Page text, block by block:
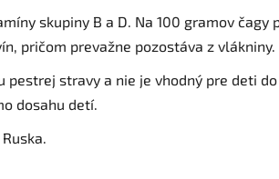
skupiny B a D. Na 100 gramov čagy
pričom prevažne pozostáva z vlákniny.
stravy a nie je vhodný pre deti
dosahu detí.